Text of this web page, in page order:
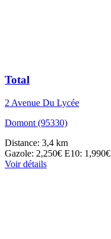
Total
2 Avenue Du Lycée
Domont (95330)
Distance: 3,4 km
Gazole: 2,250€ E10: 1,990€
Voir détails